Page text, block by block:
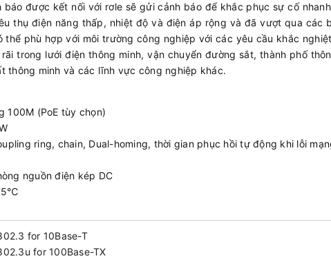
được kết nối với rơle sẽ gửi cảnh báo để khắc phục sự cố
thụ điện năng thấp, nhiệt độ và điện áp rộng và đã vượt qua các
phù hợp với môi trường công nghiệp với các yêu cầu khắc
trong lưới điện thông minh, vận chuyển đường sắt, thành phố
thông minh và các lĩnh vực công nghiệp khác.
100M (PoE tùy chọn)
ring, chain, Dual-homing, thời gian phục hồi tự động khi lỗi
nguồn điện kép DC
for 10Base-T
for 100Base-TX